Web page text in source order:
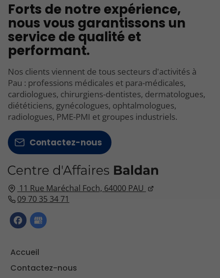
11 Rue Maréchal Foch, 64000 PAU
09 70 35 34 71
Accueil
Contactez-nous
Forts de notre expérience,
nous vous garantissons un
service de qualité et
performant.
Nos clients viennent de tous secteurs d'activités à
Pau : professions médicales et para-médicales,
cardiologues, chirurgiens-dentistes, dermatologues,
diététiciens, gynécologues, ophtalmologues,
radiologues, PME-PMI et groupes industriels.
Contactez-nous